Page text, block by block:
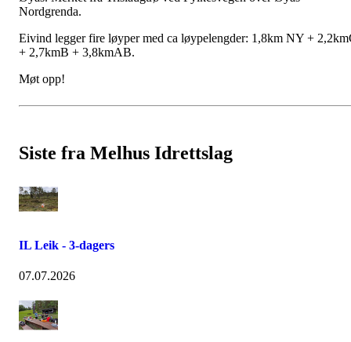
Nordgrenda.
Eivind legger fire løyper med ca løypelengder: 1,8km NY +
+ 2,7kmB + 3,8kmAB.
Møt opp!
Siste fra Melhus Idrettslag
IL Leik - 3-dagers
07.07.2026